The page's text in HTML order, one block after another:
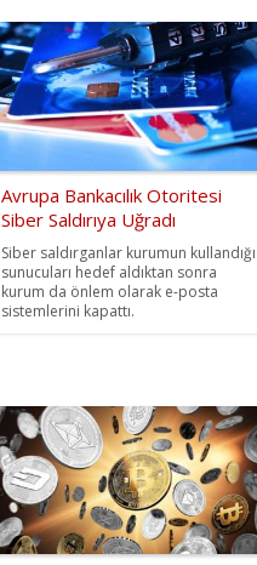
Avrupa Bankacılık Otoritesi
Siber Saldırıya Uğradı
Siber saldırganlar kurumun kullandığı
sunucuları hedef aldıktan sonra
kurum da önlem olarak e-posta
sistemlerini kapattı.